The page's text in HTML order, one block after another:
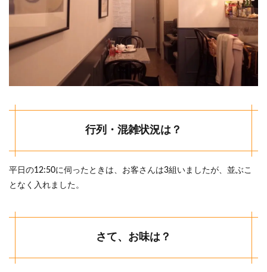
行列・混雑状況は？
平日の12:50に伺ったときは、お客さんは3組いましたが、並ぶこ
となく入れました。
さて、お味は？